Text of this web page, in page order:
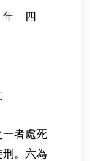
四
者處死
。六為